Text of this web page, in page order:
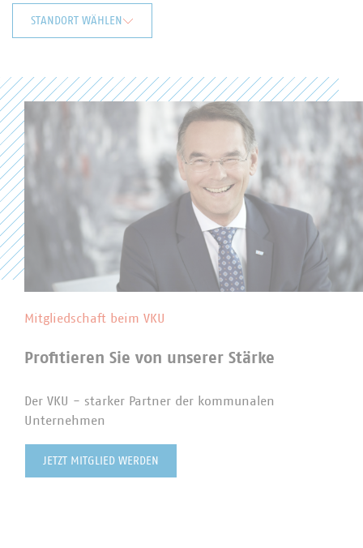
STANDORT WÄHLEN
Berlin/Brandenburg
Hessen
Niedersachsen/Bremen
Nord
Nordrhein-Westfalen
Rheinland-Pfalz
Saarland
Sachsen
Sachsen-Anhalt
Thüringen
Landesgruppen in der Abfallwirtschaft
Mitgliedschaft beim VKU
Profitieren Sie von unserer Stärke
Der VKU - starker Partner der kommunalen
Unternehmen
JETZT MITGLIED WERDEN